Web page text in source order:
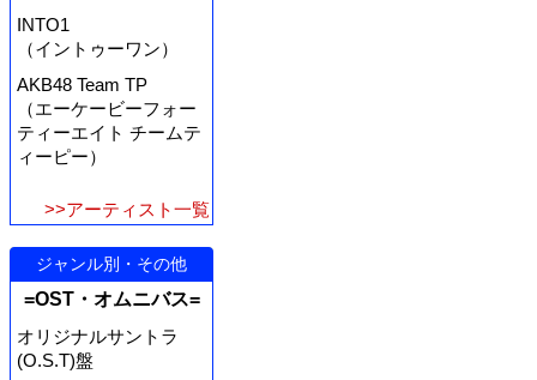
INTO1
（イントゥーワン）
AKB48 Team TP
（エーケービーフォー
ティーエイト チームテ
ィーピー）
>>アーティスト一覧
ジャンル別・その他
=OST・オムニバス=
オリジナルサントラ
(O.S.T)盤